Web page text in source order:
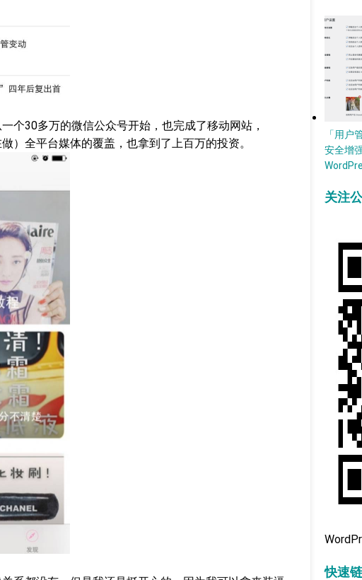
个30多万的微信公众号开始，也完成了移动网站，
）全平台媒体的覆盖，也拿到了上百万的投资。
「用户
安全增
关注
快速